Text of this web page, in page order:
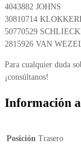
4043882 JOHNS
30810714
50770529
2815926 VAN
Para cualquier duda
¡consúltanos!
Información
Posición Trasero